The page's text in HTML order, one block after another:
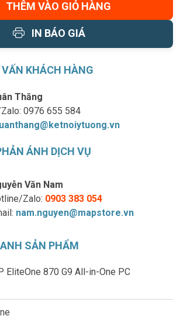
THÊM VÀO GIỎ HÀNG
IN BÁO GIÁ
KHÁCH HÀNG
Thăng
0976 655 584
ÁNH DỊCH VỤ
Văn Nam
Zalo: 0903 383 054
nam.nguyen@mapstore.vn
SẢN PHẨM
EliteOne 870 G9 All-in-One PC